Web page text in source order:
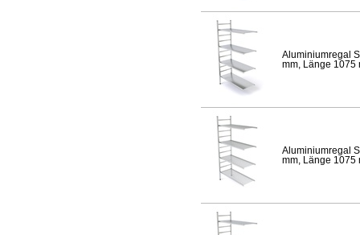
Aluminiumregal
mm, Länge 1075
Aluminiumregal
mm, Länge 1075